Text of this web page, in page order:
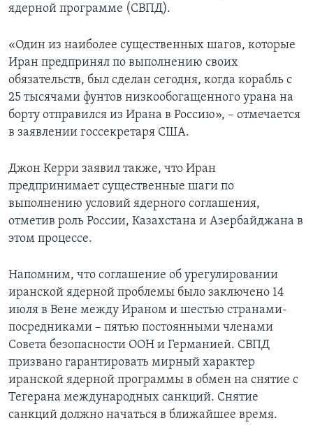
ядерной программе (СВПД).
«Один из наиболее существенных шагов, которые
Иран предпринял по выполнению своих
обязательств, был сделан сегодня, когда корабль с
25 тысячами фунтов низкообогащенного урана на
борту отправился из Ирана в Россию», – отмечается
в заявлении госсекретаря США.
Джон Керри заявил также, что Иран
предпринимает существенные шаги по
выполнению условий ядерного соглашения,
отметив роль России, Казахстана и Азербайджана в
этом процессе.
Напомним, что соглашение об урегулировании
иранской ядерной проблемы было заключено 14
июля в Вене между Ираном и шестью странами-
посредниками – пятью постоянными членами
Совета безопасности ООН и Германией. СВПД
призвано гарантировать мирный характер
иранской ядерной программы в обмен на снятие с
Тегерана международных санкций. Снятие
санкций должно начаться в ближайшее время.